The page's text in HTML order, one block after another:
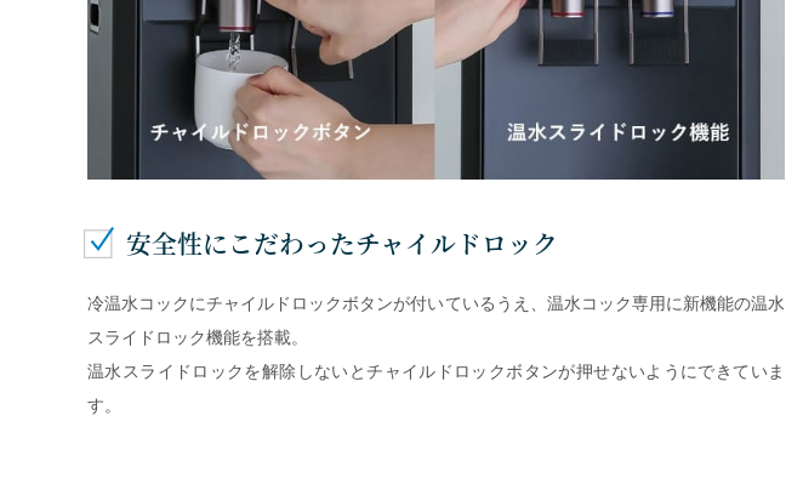
安全性にこだわったチャイルドロック
冷温水コックにチャイルドロックボタンが付いているうえ、温水コック専用に新機能の温水
スライドロック機能を搭載。
温水スライドロックを解除しないとチャイルドロックボタンが押せないようにできていま
す。